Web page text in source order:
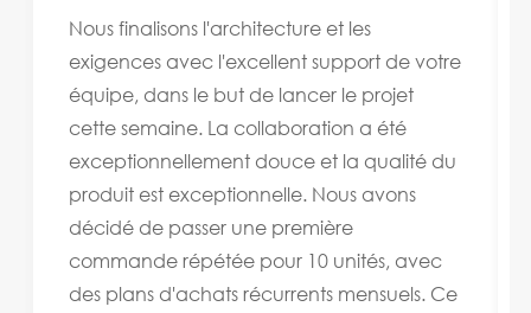
Nous finalisons l'architecture et les
exigences avec l'excellent support de votre
équipe, dans le but de lancer le projet
cette semaine. La collaboration a été
exceptionnellement douce et la qualité du
produit est exceptionnelle. Nous avons
décidé de passer une première
commande répétée pour 10 unités, avec
des plans d'achats récurrents mensuels. Ce